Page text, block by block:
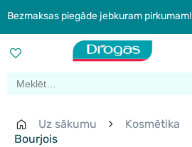
Bezmaksas piegāde jebkuram pirkumam!
Uz sākumu Kosmētika
Bourjois